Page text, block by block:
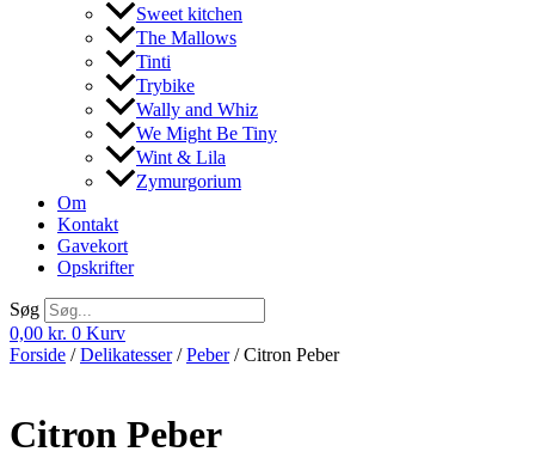
Sweet kitchen
The Mallows
Tinti
Trybike
Wally and Whiz
We Might Be Tiny
Wint & Lila
Zymurgorium
Om
Kontakt
Gavekort
Opskrifter
Søg
0,00 kr. 0 Kurv
Forside /Delikatesser/Peber/ Citron Peber
Citron Peber